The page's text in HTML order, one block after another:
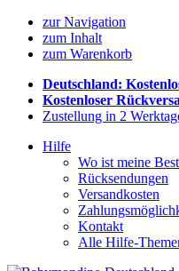
zur Navigation
zum Inhalt
zum Warenkorb
Deutschland:
Kostenloser
Zustellung in 2
Hilfe
Wo ist meine
Rücksendungen
Versandkosten
Kontakt
Alle Hilfe-